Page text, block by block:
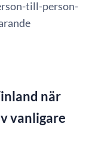
till-person-
när
vanligare